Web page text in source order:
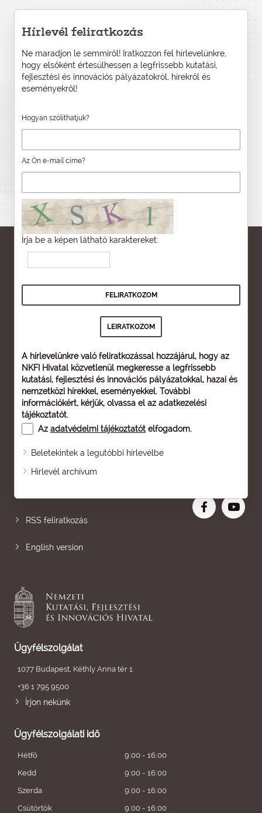
Hírlevél feliratkozás
Ne maradjon le semmiről! Iratkozzon fel hírlevelünkre,
hogy elsőként értesülhessen a legfrissebb kutatási,
fejlesztési és innovációs pályázatokról, hírekről és
eseményekről!
Hogyan szólíthatjuk?
Az Ön e-mail címe?
Írja be a képen látható karaktereket:
A hírlevelünkre való feliratkozással hozzájárul, hogy az
NKFI Hivatal közvetlenül megkeresse a legfrissebb
kutatási, fejlesztési és innovációs pályázatokkal, hazai és
nemzetközi hírekkel, eseményekkel. További
információkért, kérjük, olvassa el az adatkezelési
tájékoztatót.
Az adatvédelmi tájékoztatót elfogadom.
Beletekintek a legutóbbi hírlevélbe
Hírlevél archívum
Oldaltérkép
RSS feliratkozás
English version
Ügyfélszolgálat
1077 Budapest, Kéthly Anna tér 1.
+36 1 795 9500
Írjon nekünk
Ügyfélszolgálati idő
Hétfő
9:00 - 16:00
Kedd
9:00 - 16:00
Szerda
9:00 - 16:00
Csütörtök
9:00 - 16:00